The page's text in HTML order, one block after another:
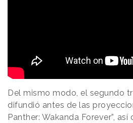
Del mismo modo, el segundo
difundió antes de las
Panther: Wakanda Forever”,